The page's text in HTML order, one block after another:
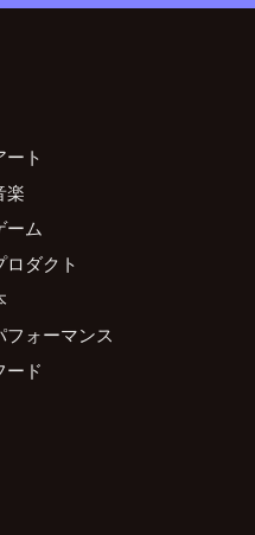
ート
楽
ーム
ロダクト
フォーマンス
ード